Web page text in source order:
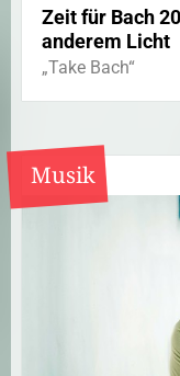
Zeit für Bach
anderem Licht
„Take Bach“
Musik